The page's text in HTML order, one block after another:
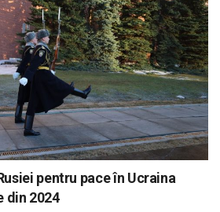
pentru pace în Ucraina
din 2024